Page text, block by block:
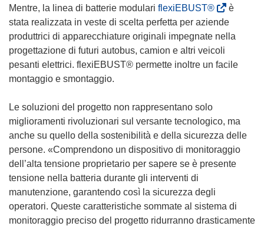
u
n
a
n
u
o
a
f
i
n
e
s
t
r
a
Mentre, la linea di batterie modulari flexiEBUST®(
s
i
a
p
n
u
n
a
u
o
v
è
stata realizzata in veste di scelta perfetta per aziende
produttrici di apparecchiature originali impegnate nella
progettazione di futuri autobus, camion e altri veicoli
pesanti elettrici. flexiEBUST® permette inoltre un facile
montaggio e smontaggio.
Le soluzioni del progetto non rappresentano solo
miglioramenti rivoluzionari sul versante tecnologico, ma
anche su quello della sostenibilità e della sicurezza delle
persone. «Comprendono un dispositivo di monitoraggio
dell’alta tensione proprietario per sapere se è presente
tensione nella batteria durante gli interventi di
manutenzione, garantendo così la sicurezza degli
operatori. Queste caratteristiche sommate al sistema di
monitoraggio preciso del progetto ridurranno drasticamente